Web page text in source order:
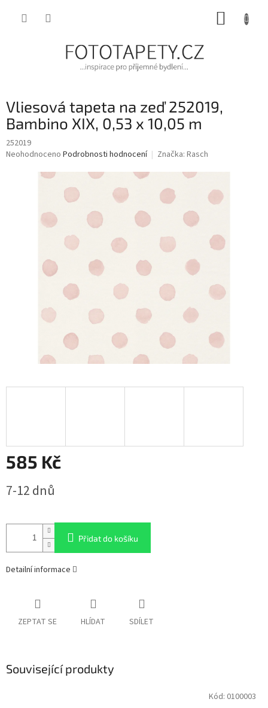
Vliesová tapeta na zeď 252019,
Bambino XIX, 0,53 x 10,05 m
252019
Průměrné
Neohodnoceno Podrobnosti hodnocení Značka: Rasch
585 Kč
cena:
7-12 dnů
Přidat do košíku
Detailní informace
ZEPTAT SE HLÍDAT SDÍLET
Související produkty
Kód: 0100003